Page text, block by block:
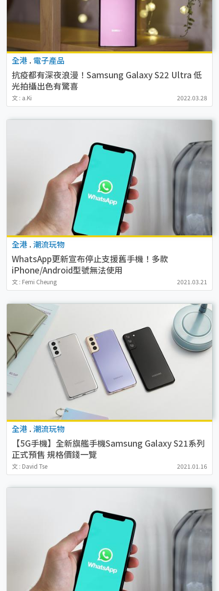
全港 . 電子產品
抗疫都有深夜浪漫！Samsung Galaxy S22 Ultra 低
光拍攝出色有驚喜
文 : a.Ki 2022.03.28
全港 . 潮流玩物
WhatsApp更新宣布停止支援舊手機！多款
iPhone/Android型號無法使用
文 : Femi Cheung 2021.03.21
全港 . 潮流玩物
【5G手機】全新旗艦手機Samsung Galaxy S21系列
正式預售 規格價錢一覽
文 : David Tse 2021.01.16